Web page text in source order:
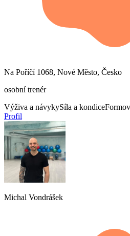
Na Poříčí 1068, Nové Město, Česko
osobní trenér
Výživa a návykySíla a kondice
Profil
Michal Vondrášek